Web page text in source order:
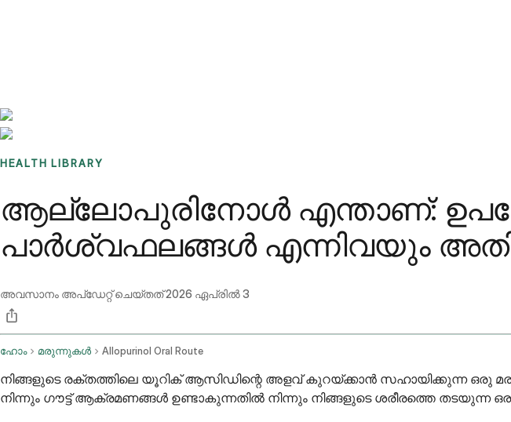
HEALTH LIBRARY
ആല്ലോപുരിനോൾ എന്താണ്:
പാർശ്വഫലങ്ങൾ എന്നിവയും
അവസാനം അപ്ഡേറ്റ് ചെയ്തത്2026 ഏപ്രിൽ 3
ഹോം മരുന്നുകൾ Allopurinol Oral Route
നിങ്ങളുടെ രക്തത്തിലെ യൂറിക് ആസിഡിന്റെ അളവ് കുറയ്ക്കാൻ സഹായിക്കുന്ന ഒരു
നിന്നും ഗൗട്ട് ആക്രമണങ്ങൾ ഉണ്ടാകുന്നതിൽ നിന്നും നിങ്ങളുടെ ശരീരത്തെ തടയുന്ന